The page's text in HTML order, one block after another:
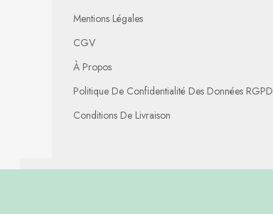
Mentions Légales
CGV
À Propos
Politique De Confidentialité Des Données RGPD
Conditions De Livraison